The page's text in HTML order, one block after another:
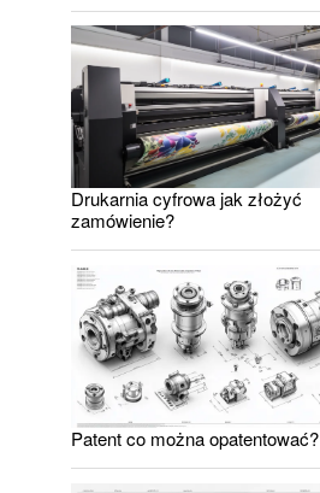
Drukarnia cyfrowa jak złożyć
zamówienie?
Patent co można opatentować?